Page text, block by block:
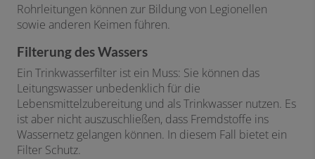
Rohrleitungen können zur Bildung von Legionellen
sowie anderen Keimen führen.
Filterung des Wassers
Ein Trinkwasserfilter ist ein Muss: Sie können das
Leitungswasser unbedenklich für die
Lebensmittelzubereitung und als Trinkwasser nutzen. Es
ist aber nicht auszuschließen, dass Fremdstoffe ins
Wassernetz gelangen können. In diesem Fall bietet ein
Filter Schutz.